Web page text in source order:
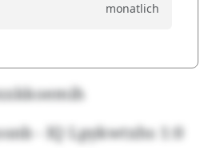
monatlich
- IQ Lpykwtxhs 1:0